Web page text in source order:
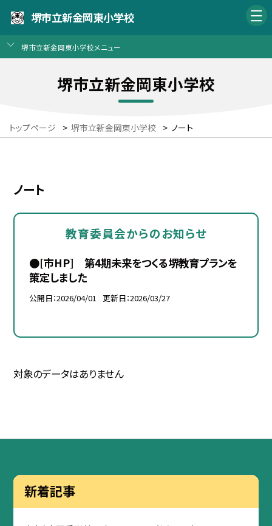
堺市立新金岡東小学校
堺市立新金岡東小学校メニュー
堺市立新金岡東小学校
トップページ > 堺市立新金岡東小学校 > ノート
ノート
教育委員会からのお知らせ
●[市HP] 第4期未来をつくる堺教育プランを
策定しました
公開日 2026/04/01 更新日 2026/03/27
対象のデータはありません
新着記事